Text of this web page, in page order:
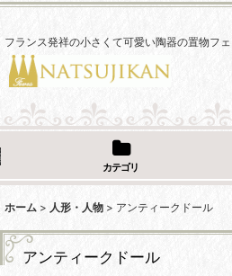
フランス発祥の小さくて可愛い陶器の置物フ
カテゴリ
ホーム > 人形・人物 > アンティークドール
アンティークドール